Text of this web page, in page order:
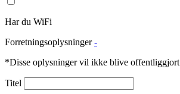
Har du WiFi
Forretningsoplysninger -
*Disse oplysninger vil ikke blive offentliggjort
Titel